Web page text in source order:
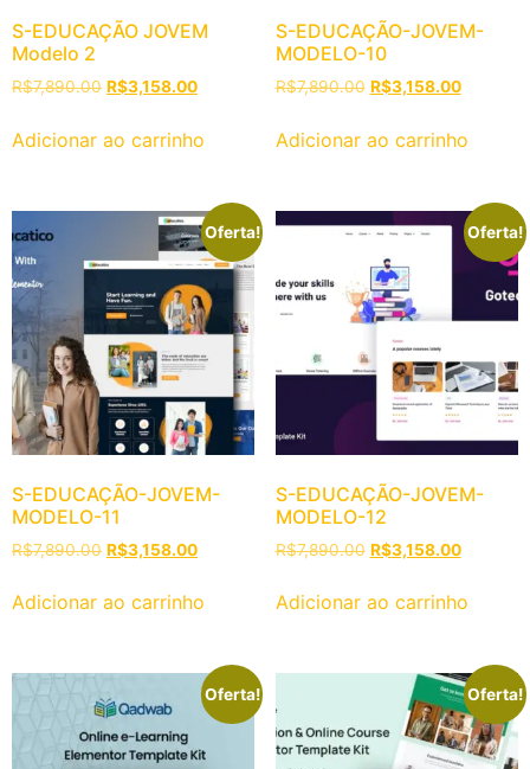
S-EDUCAÇÃO JOVEM
Modelo 2
R$7,890.00 R$3,158.00
Adicionar ao carrinho
S-EDUCAÇÃO-JOVEM-
MODELO-10
R$7,890.00 R$3,158.00
Adicionar ao carrinho
Oferta!
S-EDUCAÇÃO-JOVEM-
MODELO-11
R$7,890.00 R$3,158.00
Adicionar ao carrinho
Oferta!
S-EDUCAÇÃO-JOVEM-
MODELO-12
R$7,890.00 R$3,158.00
Adicionar ao carrinho
Oferta! Oferta!